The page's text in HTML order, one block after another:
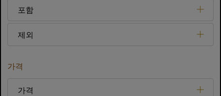
포함
제외
가격
가격